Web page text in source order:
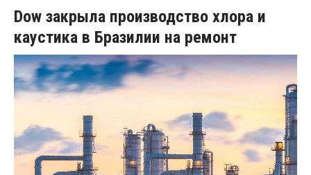
Dow закрыла производство хлора и
каустика в Бразилии на ремонт